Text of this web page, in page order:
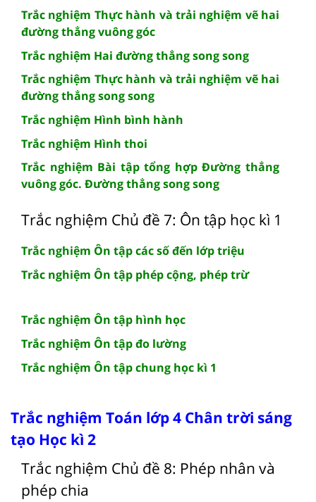
Trắc nghiệm Thực hành và trải nghiệm vẽ hai
đường thẳng vuông góc
Trắc nghiệm Hai đường thẳng song song
Trắc nghiệm Thực hành và trải nghiệm vẽ hai
đường thẳng song song
Trắc nghiệm Hình bình hành
Trắc nghiệm Hình thoi
Trắc nghiệm Bài tập tổng hợp Đường thẳng
vuông góc. Đường thẳng song song
Trắc nghiệm Chủ đề 7: Ôn tập học kì 1
Trắc nghiệm Ôn tập các số đến lớp triệu
Trắc nghiệm Ôn tập phép cộng, phép trừ
Trắc nghiệm Ôn tập hình học
Trắc nghiệm Ôn tập đo lường
Trắc nghiệm Ôn tập chung học kì 1
Trắc nghiệm Toán lớp 4 Chân trời sáng
tạo Học kì 2
Trắc nghiệm Chủ đề 8: Phép nhân và
phép chia